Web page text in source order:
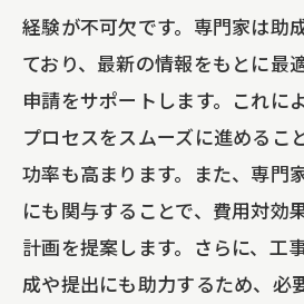
経験が不可欠です。専門家は助
ており、最新の情報をもとに最
申請をサポートします。これに
プロセスをスムーズに進めるこ
功率も高まります。また、専門
にも関与することで、費用対効
計画を提案します。さらに、工
成や提出にも助力するため、必